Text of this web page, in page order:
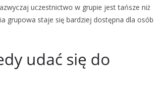
uczestnictwo w grupie jest tańsze niż
grupowa staje się bardziej dostępna dla osób
udać się do